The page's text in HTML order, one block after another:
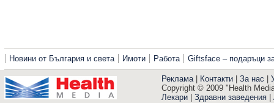
Новини от България и света Имоти Работа Giftsface – подаръци
Реклама| Контакти За нас
Copyright © 2009 "Health
Лекари
Здравни заведения